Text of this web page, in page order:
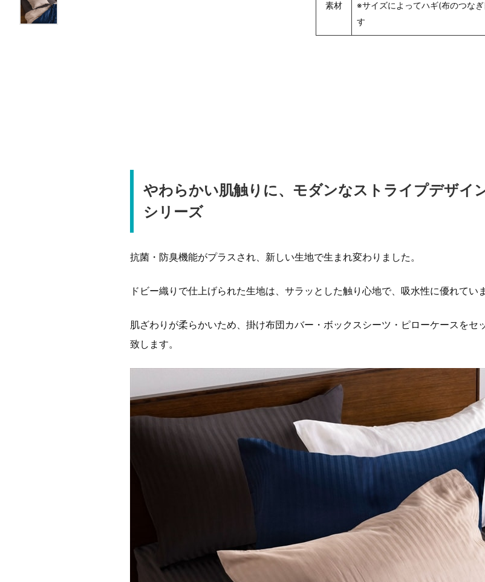
素材
※サイズによってハギ(布のつな
す
やわらかい肌触りに、モダンなストライプデザイ
シリーズ
抗菌・防臭機能がプラスされ、新しい生地で生まれ変わりました。
ドビー織りで仕上げられた生地は、サラッとした触り心地で、吸水性に優れていま
肌ざわりが柔らかいため、掛け布団カバー・ボックスシーツ・ピローケースをセ
致します。